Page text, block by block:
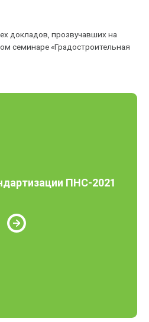
докладов, прозвучавших на
семинаре «Градостроительная
ПНС-2021